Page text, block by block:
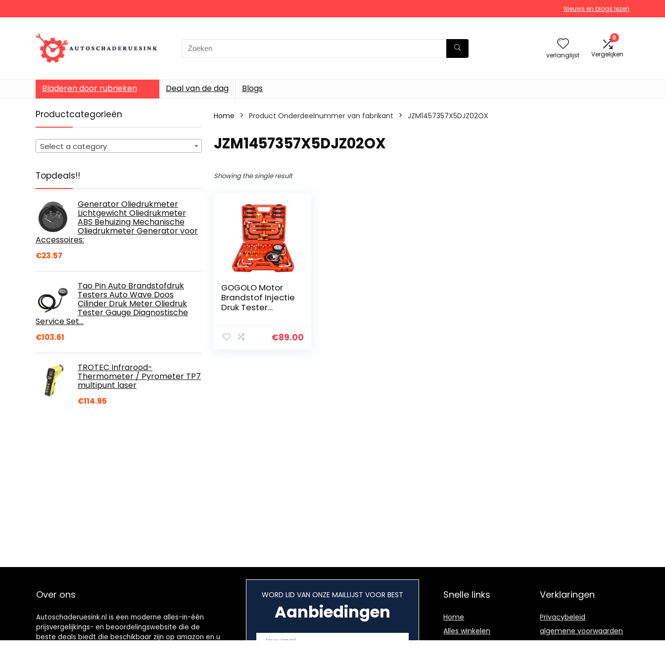
Nieuws en blogs lezen
verlanglijst
0
Vergelijken
Bladeren door rubrieken Deal van de dag Blogs
Productcategorieën
Select a category
Topdeals!!
Generator Oliedrukmeter
Lichtgewicht Oliedrukmeter
ABS Behuizing Mechanische
Oliedrukmeter Generator voor
Accessoires:
€23.57
Tao Pin Auto Brandstofdruk
Testers Auto Wave Doos
Cilinder Druk Meter Oliedruk
Tester Gauge Diagnostische
Service Set…
€103.61
TROTEC Infrarood-
Thermometer / Pyrometer TP7
multipunt laser
€114.95
Home Product Onderdeelnummer van fabrikant ‎JZM1457357X5DJZ02OX
‎JZM1457357X5DJZ02OX
Showing the single result
GOGOLO Motor
Brandstof Injectie
Druk Tester
140PSI / 10Bar
€89.00
Over ons
Autoschaderuesink.nl is een moderne alles-in-één
prijsvergelijkings- en beoordelingswebsite die de
beste deals biedt die beschikbaar zijn op amazon en u
WORD LID VAN ONZE MAILLIJST VOOR BEST
Aanbiedingen
Snelle links
Home
Alles winkelen
Verklaringen
Privacybeleid
algemene voorwaarden